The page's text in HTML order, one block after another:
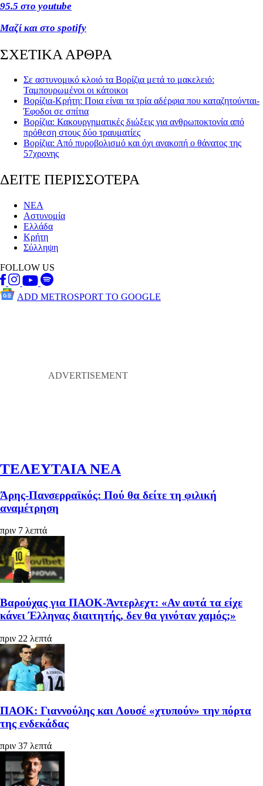
95.5 στο youtube
Μαζί και στο spotify
ΣΧΕΤΙΚΑ ΑΡΘΡΑ
Σε αστυνομικό κλοιό τα Βορίζια μετά το μακελειό:
Ταμπουρωμένοι οι κάτοικοι
Βορίζια-Κρήτη: Ποια είναι τα τρία αδέρφια που καταζητούνται-
Έφοδοι σε σπίτια
Βορίζια: Κακουργηματικές διώξεις για ανθρωποκτονία από
πρόθεση στους δύο τραυματίες
Βορίζια: Από πυροβολισμό και όχι ανακοπή ο θάνατος της
57χρονης
ΔΕΙΤΕ ΠΕΡΙΣΣΟΤΕΡΑ
ΝΕΑ
Αστυνομία
Ελλάδα
Κρήτη
Σύλληψη
FOLLOW US
ADD METROSPORT TO GOOGLE
ΤΕΛΕΥΤΑΙΑ ΝΕΑ
Άρης-Πανσερραϊκός: Πού θα δείτε τη φιλική
αναμέτρηση
πριν 7 λεπτά
Βαρούχας για ΠΑΟΚ-Άντερλεχτ: «Αν αυτά τα είχε
κάνει Έλληνας διαιτητής, δεν θα γινόταν χαμός;»
πριν 22 λεπτά
ΠΑΟΚ: Γιαννούλης και Λουσέ «χτυπούν» την πόρτα
της ενδεκάδας
πριν 37 λεπτά